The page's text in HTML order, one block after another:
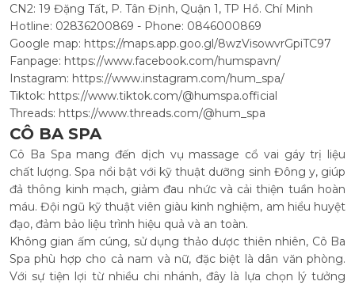
CN2: 19 Đặng Tất, P. Tân Định, Quận 1, TP Hồ. Chí Minh
Hotline: 02836200869 - Phone: 0846000869
Google map: https://maps.app.goo.gl/8wzVisowvrGpiTC97
Fanpage: https://www.facebook.com/humspavn/
Instagram: https://www.instagram.com/hum_spa/
Tiktok: https://www.tiktok.com/@humspa.official
Threads: https://www.threads.com/@hum_spa
CÔ BA SPA
Cô Ba Spa mang đến dịch vụ massage cổ vai gáy trị liệu
chất lượng. Spa nổi bật với kỹ thuật dưỡng sinh Đông y, giúp
đả thông kinh mạch, giảm đau nhức và cải thiện tuần hoàn
máu. Đội ngũ kỹ thuật viên giàu kinh nghiệm, am hiểu huyệt
đạo, đảm bảo liệu trình hiệu quả và an toàn.
Không gian ấm cúng, sử dụng thảo dược thiên nhiên, Cô Ba
Spa phù hợp cho cả nam và nữ, đặc biệt là dân văn phòng.
Với sự tiện lợi từ nhiều chi nhánh, đây là lựa chọn lý tưởng